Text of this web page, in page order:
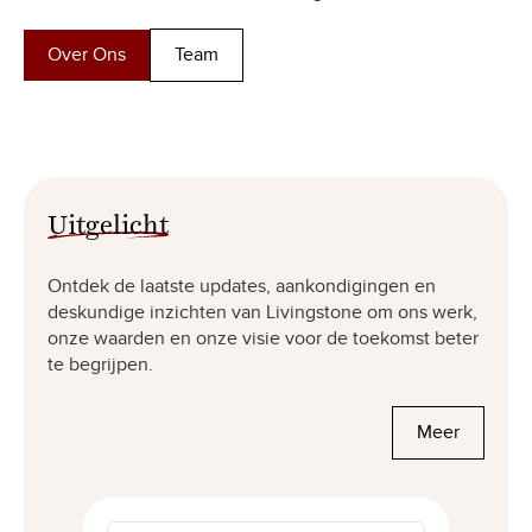
Over Ons Team
Uitgelicht
Ontdek de laatste updates, aankondigingen en
deskundige inzichten van Livingstone om ons werk,
onze waarden en onze visie voor de toekomst beter
te begrijpen.
Meer